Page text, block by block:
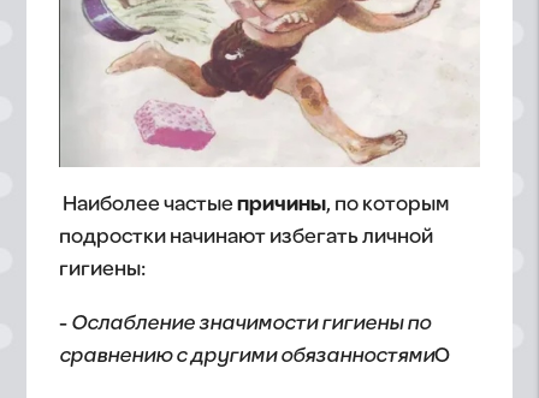
Наиболее частыепричины, по которым
подростки начинают избегать личной
гигиены:
- Ослабление значимости гигиены по
сравнению с другими обязанностямиО